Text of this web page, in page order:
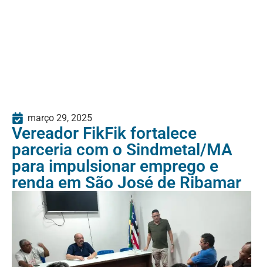
março 29, 2025
Vereador FikFik fortalece
parceria com o Sindmetal/MA
para impulsionar emprego e
renda em São José de Ribamar